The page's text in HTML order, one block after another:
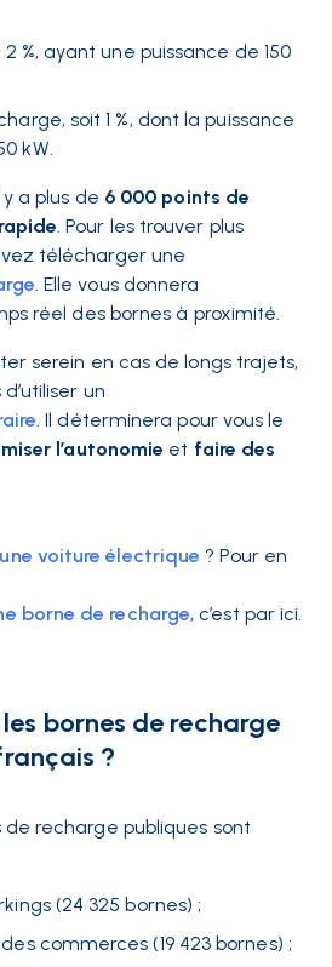
2 %, ayant une puissance de 150
soit 1 %, dont la puissance
kW.
a plus de 6 000 points de
. Pour les trouver plus
télécharger une
. Elle vous donnera
réel des bornes à proximité.
serein en cas de longs trajets,
un
. Il déterminera pour vous le
l’autonomie et faire des
voiture électrique ? Pour en
borne de recharge, c’est par ici.
bornes de recharge
?
de recharge publiques sont
(24 325 bornes) ;
commerces (19 423 bornes) ;